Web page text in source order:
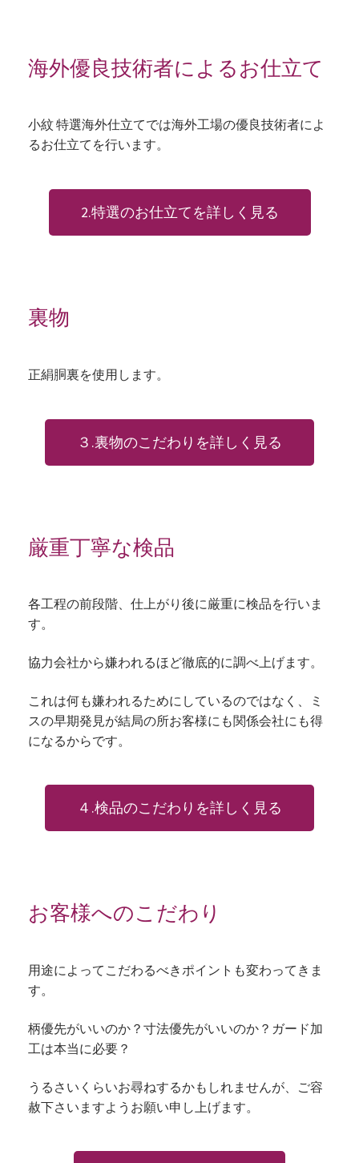
海外優良技術者によるお仕立て
小紋 特選海外仕立てでは海外工場の優良技術者によ
るお仕立てを行います。
2.特選のお仕立てを詳しく見る
裏物
正絹胴裏を使用します。
３.裏物のこだわりを詳しく見る
厳重丁寧な検品
各工程の前段階、仕上がり後に厳重に検品を行いま
す。
協力会社から嫌われるほど徹底的に調べ上げます。
これは何も嫌われるためにしているのではなく、ミ
スの早期発見が結局の所お客様にも関係会社にも得
になるからです。
４.検品のこだわりを詳しく見る
お客様へのこだわり
用途によってこだわるべきポイントも変わってきま
す。
柄優先がいいのか？寸法優先がいいのか？ガード加
工は本当に必要？
うるさいくらいお尋ねするかもしれませんが、ご容
赦下さいますようお願い申し上げます。